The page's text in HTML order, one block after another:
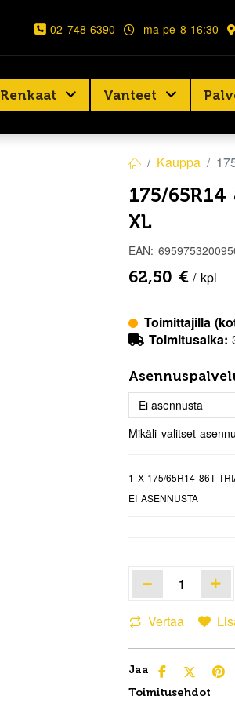
02 748 6390 ma-pe 8-16:30
Renkaat Vanteet
Kauppa
175/65R14
XL
EAN:
62,50 € / kpl
Toimittajilla
Toimitusaika:
Mikäli valitset
1 X 175/65R14 86T
EI ASENNUSTA
Vertaa
Jaa
Toimitusehdot